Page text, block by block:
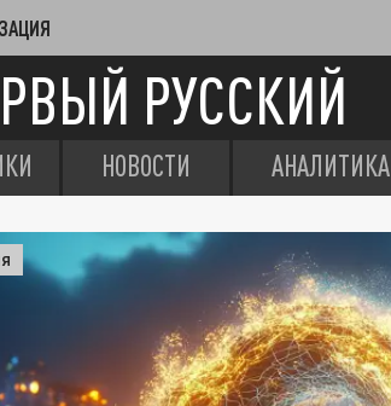
РУССКИЙ
НОВОСТИ АНАЛИТИКА